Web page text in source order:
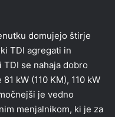
domujejo štirje
TDI agregati in
se nahaja dobro
kW (110 KM), 110 kW
je vedno
menjalnikom, ki je za